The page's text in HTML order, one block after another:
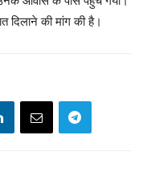
दिलाने की मांग की है।